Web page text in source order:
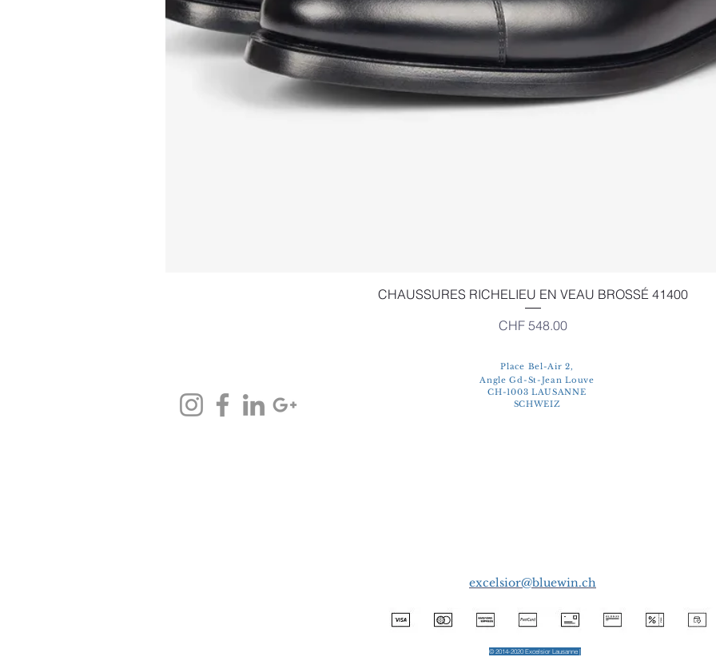
Schnellansicht
CHAUSSURES RICHELIEU EN VEAU BROSSÉ 41400
Preis
CHF 548.00
Place Bel-Air 2,
Angle Gd-St-Jean Louve
CH-1003 LAUSANNE
SCHWEIZ
excelsior@bluewin.ch
© 2014-2020 Excelsior Lausanne |